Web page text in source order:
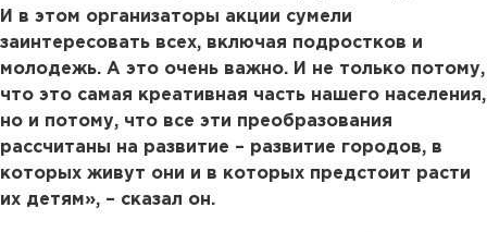
И в этом организаторы акции сумели
заинтересовать всех, включая подростков и
молодежь. А это очень важно. И не только потому,
что это самая креативная часть нашего населения,
но и потому, что все эти преобразования
рассчитаны на развитие – развитие городов, в
которых живут они и в которых предстоит расти
их детям», – сказал он.